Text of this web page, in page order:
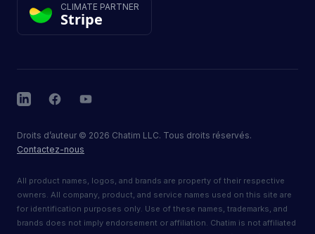
CLIMATE PARTNER
Stripe
LinkedInFacebookYouTube
Droits d’auteur © 2026 Chatim LLC. Tous droits réservés.
Contactez-nous
All product names, logos, and brands are property of their respective
owners. All company, product, and service names used on this site are
for identification purposes only. Use of these names, trademarks, and
brands does not imply endorsement or affiliation. Chatim is not affiliated